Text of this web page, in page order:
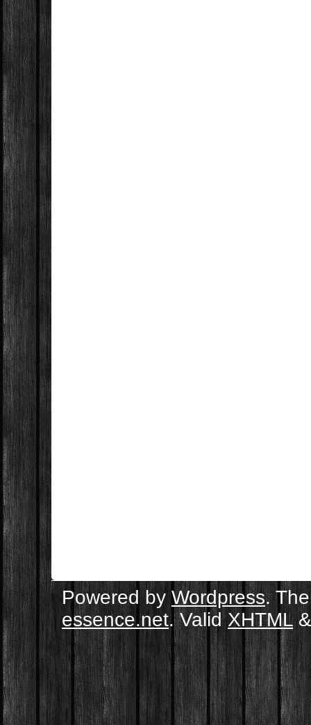
Powered by Wordpress.
essence.net. ValidXHTML